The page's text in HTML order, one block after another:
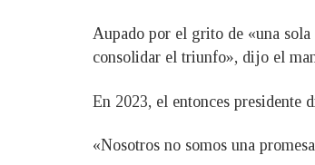
Aupado por el grito de «una
consolidar el triunfo», dijo el
En 2023, el entonces
«Nosotros no somos una